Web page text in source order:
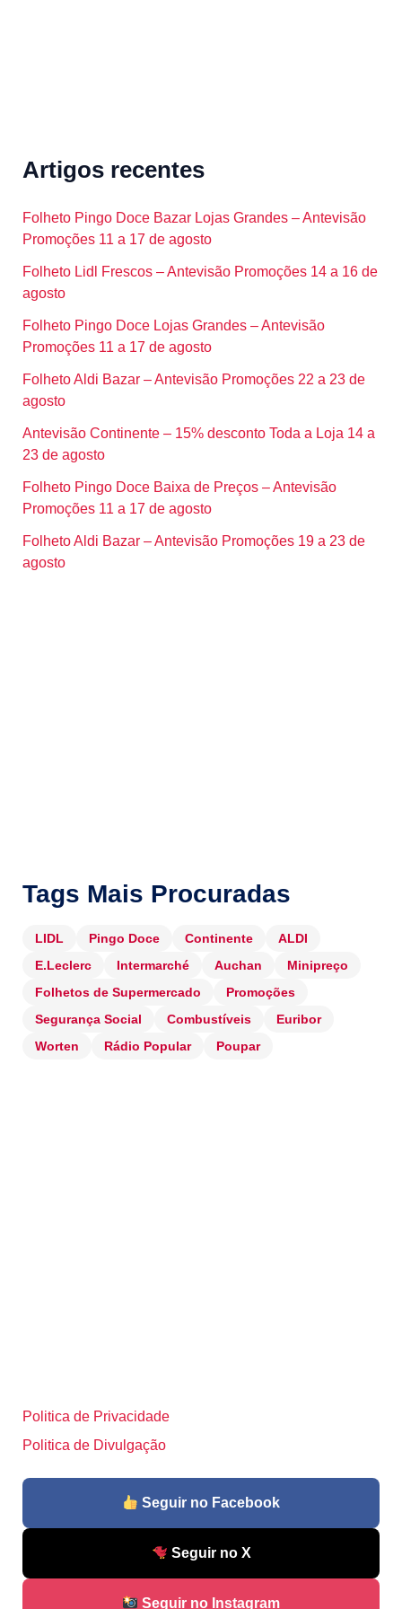
Artigos recentes
Folheto Pingo Doce Bazar Lojas Grandes – Antevisão
Promoções 11 a 17 de agosto
Folheto Lidl Frescos – Antevisão Promoções 14 a 16 de
agosto
Folheto Pingo Doce Lojas Grandes – Antevisão
Promoções 11 a 17 de agosto
Folheto Aldi Bazar – Antevisão Promoções 22 a 23 de
agosto
Antevisão Continente – 15% desconto Toda a Loja 14 a
23 de agosto
Folheto Pingo Doce Baixa de Preços – Antevisão
Promoções 11 a 17 de agosto
Folheto Aldi Bazar – Antevisão Promoções 19 a 23 de
agosto
Tags Mais Procuradas
LIDL Pingo Doce Continente
ALDI
E.Leclerc
Intermarché Auchan
Minipreço
Folhetos de Supermercado
Promoções
Segurança Social
Combustíveis
Euribor
Worten
Rádio Popular Poupar
Politica de Privacidade
Politica de Divulgação
Seguir no Facebook
Seguir no X
Seguir no Instagram